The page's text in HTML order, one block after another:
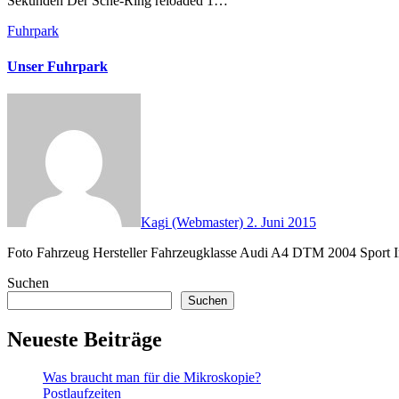
Fuhrpark
Unser Fuhrpark
Kagi (Webmaster) 2. Juni 2015
Foto Fahrzeug Hersteller Fahrzeugklasse Audi A4 DTM 2004
Suchen
Suchen
Neueste Beiträge
Was braucht man für die Mikroskopie?
Postlaufzeiten